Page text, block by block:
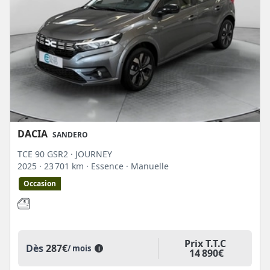
DACIA SANDERO
TCE 90 GSR2 · JOURNEY
2025 · 23 701 km · Essence · Manuelle
Occasion
Dès287€/ mois i Prix T.T.C
14 890€